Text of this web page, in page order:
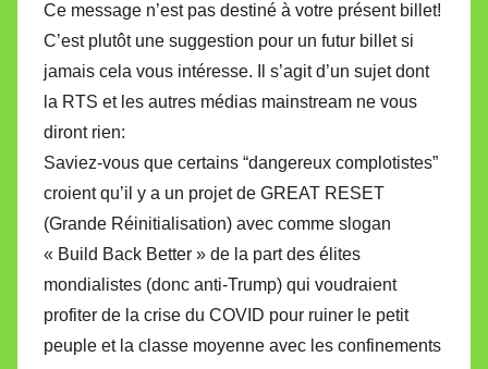
Ce message n’est pas destiné à votre présent billet!
C’est plutôt une suggestion pour un futur billet si
jamais cela vous intéresse. Il s’agit d’un sujet dont
la RTS et les autres médias mainstream ne vous
diront rien:
Saviez-vous que certains “dangereux complotistes”
croient qu’il y a un projet de GREAT RESET
(Grande Réinitialisation) avec comme slogan
« Build Back Better » de la part des élites
mondialistes (donc anti-Trump) qui voudraient
profiter de la crise du COVID pour ruiner le petit
peuple et la classe moyenne avec les confinements